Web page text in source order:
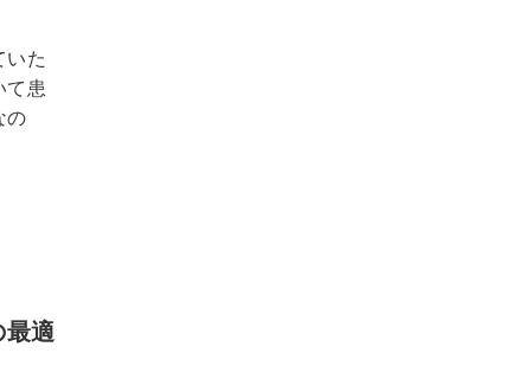
いた
て患
の
適